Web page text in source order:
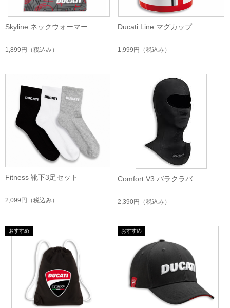
Skyline ネックウォーマー
1,899円 （税込み）
Ducati Line マグカップ
1,999円 （税込み）
Fitness 靴下3足セット
2,099円 （税込み）
Comfort V3 バラクラバ
2,390円 （税込み）